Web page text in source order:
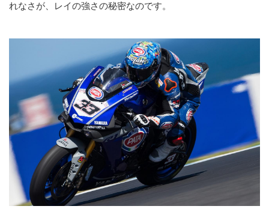
れなさが、レイの強さの秘密なのです。